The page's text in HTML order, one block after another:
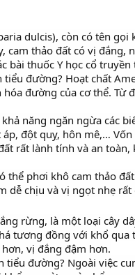
dulcis), còn có tên gọi
cam thảo đất có vị đắng,
bài thuốc Y học cổ
đường? Hoạt chất
đường của cơ thể. Từ
năng ngăn ngừa các
đột quỵ, hôn mê,…
rất lành tính và an toàn,
thể phơi khô cam thảo
dễ chịu và vị ngọt nhẹ rất
rừng, là một loại cây
tương đồng với khổ
vị đắng đậm hơn.
tiểu đường? Ngoài việc